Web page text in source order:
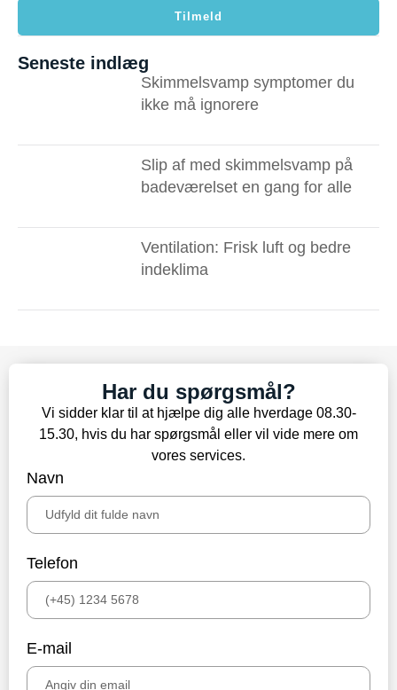
Tilmeld
Seneste indlæg
Skimmelsvamp symptomer du
ikke må ignorere ​
Slip af med skimmelsvamp på
badeværelset en gang for alle
Ventilation: Frisk luft og bedre
indeklima
Har du spørgsmål?
Vi sidder klar til at hjælpe dig alle hverdage 08.30-
15.30, hvis du har spørgsmål eller vil vide mere om
vores services.
Navn
Telefon
E-mail